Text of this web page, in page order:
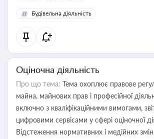
Будівельна діяльність
Оціночна діяльність
Про що тема: Тема охоплює правове
майна, майнових прав і професійної
включно з кваліфікаційними вимогами,
цифровими сервісами у сфері оціночної
Відстеження нормативних і медійних змін